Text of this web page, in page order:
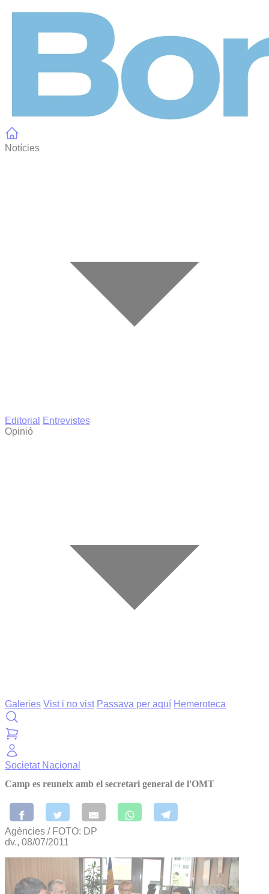
Notícies
Editorial
Entrevistes
Opinió
Galeries Vist i no vist Passava per aquí Hemeroteca
Societat Nacional
Camp es reuneix amb el secretari general de l'OMT
Agències / FOTO: DP
dv., 08/07/2011